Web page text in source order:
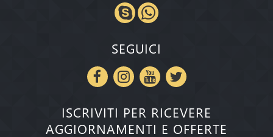
SEGUICI
ISCRIVITI PER RICEVERE
AGGIORNAMENTI E OFFERTE